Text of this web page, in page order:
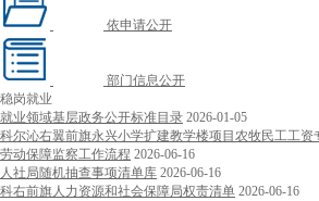
依申请公开
部门信息公开
稳岗就业
就业领域基层政务公开标准目录 2026-01-05
科尔沁右翼前旗永兴小学扩建教学楼项目农牧民工工资
劳动保障监察工作流程 2026-06-16
人社局随机抽查事项清单库 2026-06-16
科右前旗人力资源和社会保障局权责清单 2026-06-16